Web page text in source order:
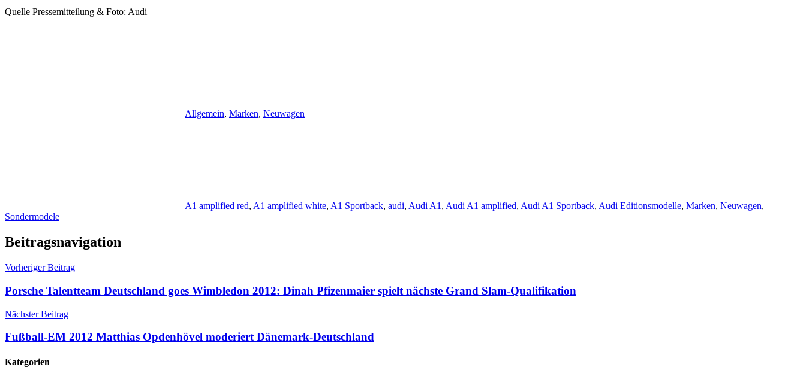
Quelle Pressemitteilung & Foto: Audi
Allgemein, Marken, Neuwagen
A1 amplified red, A1 amplified white, A1 Sportback, audi, Audi A1 , Audi A1 amplified, Audi A1 Sportback, Audi Editionsmodelle, Marken, Neuwagen,
Sondermodele
Beitragsnavigation
Vorheriger Beitrag
Porsche Talentteam Deutschland goes Wimbledon 2012: Dinah Pfizenmaier spielt nächste Grand Slam-Qualifikation
Nächster Beitrag
Fußball-EM 2012 Matthias Opdenhövel moderiert Dänemark-Deutschland
Kategorien